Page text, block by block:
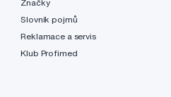
Značky
Slovník pojmů
Reklamace a servis
Klub Profimed